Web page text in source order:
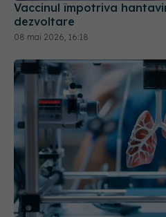
Vaccinul împotriva
dezvoltare
08 mai 2026, 16:18